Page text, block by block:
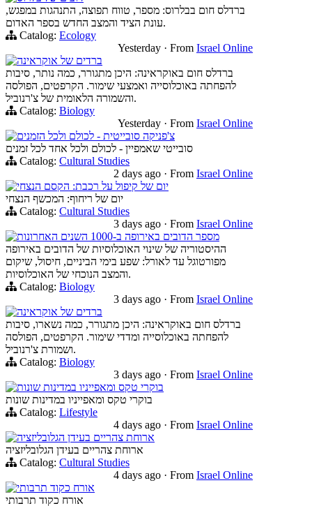
ברדלס חום בבלרוס: מספר, טווח תפוצה, התנהגות במפגש,
עונת הציד והמצב החדש בספר האדום.
Catalog: Ecology
Yesterday · From Israel Online
ברדים של אוקראינה
ברדלס חום באוקראינה: היכן מתגורר, כמה נותר, סיבות
להפחתה באוכלוסייה ואמצעי שימור. הקרפטים, הפולסה
והשמורה הלאומית של צ'רנוביל.
Catalog: Biology
Yesterday · From Israel Online
צ'פניקה סובייטית - לכולם ולכל הזמנים
סובייטי שאמפיין - לכולם ולכל אחד לכל זמנים
Catalog: Cultural Studies
2 days ago · From Israel Online
יום של קיפול על רכבת: הקסם הנצחי
יום של ריחוף: המכשף הנצחי
Catalog: Cultural Studies
3 days ago · From Israel Online
מספר הדובים באירופה ב-1000 השנים האחרונות
ההיסטוריה של שינוי האוכלוסיות של הדובים באירופה
מפורטוגל עד לאורל: שפע בימי הביניים, חיסול, שיקום
והמצב הנוכחי של האוכלוסיות.
Catalog: Biology
3 days ago · From Israel Online
ברדים של אוקראינה
ברדלס חום באוקראינה: היכן מתגורר, כמה נשארו, סיבות
להפחתה באוכלוסייה ומדדי שימור. הקרפטים, הפולסה
ושמורת צ'רנוביל.
Catalog: Biology
3 days ago · From Israel Online
בוקרי טקס ומאפייניו במדינות שונות
בוקרי טקס ומאפייניו במדינות שונות
Catalog: Lifestyle
4 days ago · From Israel Online
ארוחת צהריים בעידן הגלובליזציה
ארוחת צהריים בעידן הגלובליזציה
Catalog: Cultural Studies
4 days ago · From Israel Online
אורח כקוד תרבותי
אורח כקוד תרבותי